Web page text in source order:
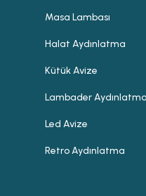
Masa Lambası
Halat Aydınlatma
Kütük Avize
Lambader Aydınlatma
Led Avize
Retro Aydınlatma